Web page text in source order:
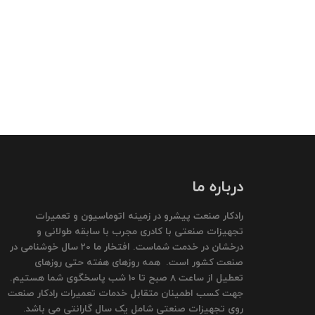
درباره ما
رادکار صنعت پیشرو در زمینه اتوماسیون و تعمیرات
تجهیزات صنعتی با کادری مجرب با سابقه طولانی و
درخشان در خدمت شماست. افتخار ما 20 سال خوشنامی در
صنعت کشور است. همه روزهای هفته حتی روزهای
تعطیل از ساعت 8 صبح تا 10 شب پاسخگوی شما هستیم.
جهت کسب اطمینان متقابل خدمات تعمیرات رادکار صنعت
روی تجهیزات صنعتی شامل یک سال گارانتی می باشد.